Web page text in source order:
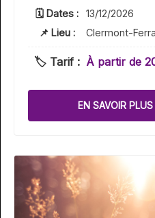
🗓 Dates :
13/12/2026
📌 Lieu :
Clermont-
🏷️ Tarif : À partir de
EN SAVOIR